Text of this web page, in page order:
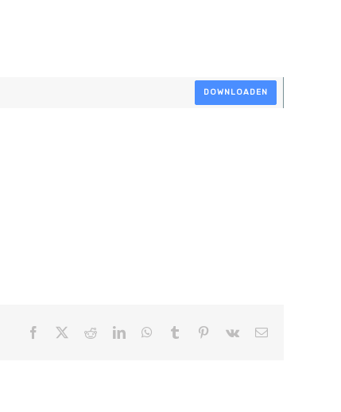
DOWNLOADEN
Facebook RedditLinkedInWhatsApp
Tumblr Pinterest
Vk
E-